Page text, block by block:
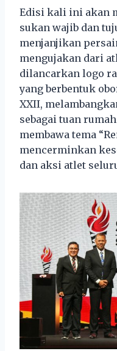
Edisi kali ini akan
sukan wajib dan
menjanjikan
mengujakan dari
dilancarkan logo
yang berbentuk
XXII,
sebagai tuan
membawa tema
mencerminkan
dan aksi atlet